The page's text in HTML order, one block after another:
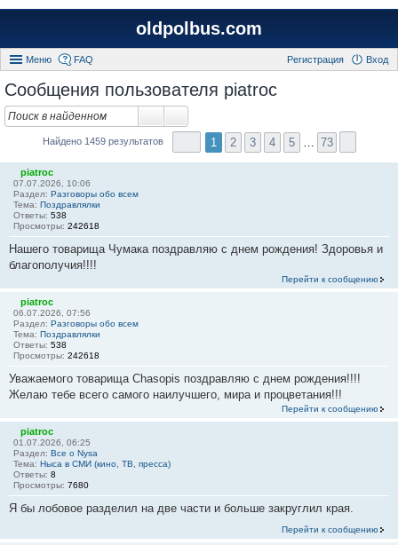
oldpolbus.com
Меню FAQ Вход
Регистрация
Сообщения пользователя piatroc
Найдено 1459 результатов 1 2 3 4 5 73
piatroc
07.07.2026, 10:06
Раздел: Разговоры обо всем
Тема: Поздравлялки
Ответы: 538
Просмотры: 242618
Нашего товарища Чумака поздравляю с днем рождения! Здоровья и
благополучия!!!!
Перейти к сообщению
piatroc
06.07.2026, 07:56
Раздел: Разговоры обо всем
Тема: Поздравлялки
Ответы: 538
Просмотры: 242618
Уважаемого товарища Chasopis поздравляю с днем рождения!!!!
Желаю тебе всего самого наилучшего, мира и процветания!!!
Перейти к сообщению
piatroc
01.07.2026, 06:25
Раздел: Все о Nysa
Тема: Ныса в СМИ (кино, ТВ, пресса)
Ответы: 8
Просмотры: 7680
Я бы лобовое разделил на две части и больше закруглил края.
Перейти к сообщению